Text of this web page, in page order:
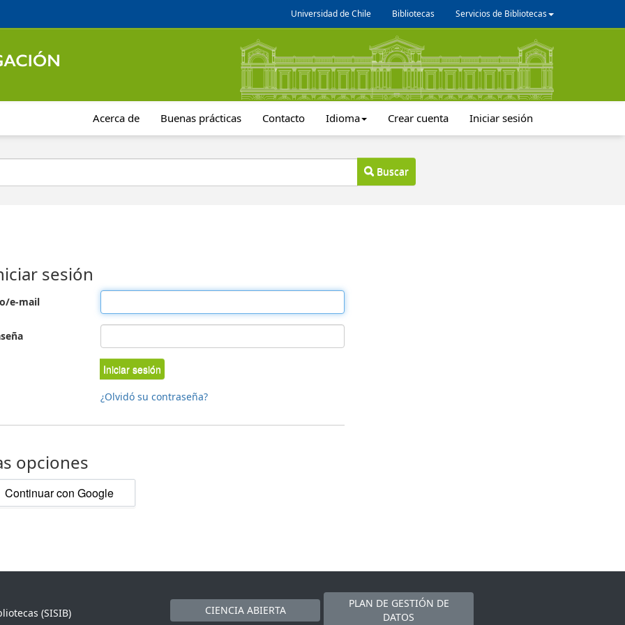
Universidad de Chile Bibliotecas Servicios de Bibliotecas
Acerca de Buenas prácticas Contacto Idioma Crear cuenta Iniciar sesión
Buscar
sesión
e-mail
Iniciar sesión
¿Olvidó su contraseña?
opciones
Continuar con Google
(SISIB)
CIENCIA ABIERTA
PLAN DE GESTIÓN DE
DATOS